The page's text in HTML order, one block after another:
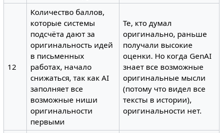
12
Количество баллов,
которые системы
подсчёта дают за
оригинальность идей
в письменных
работах, начало
снижаться, так как AI
заполняет все
возможные ниши
оригинальности
первыми
Те, кто думал
оригинально, раньше
получали высокие
оценки. Но когда GenAI
знает все возможные
оригинальные мысли
(потому что видел все
тексты в истории),
оригинальности нет.